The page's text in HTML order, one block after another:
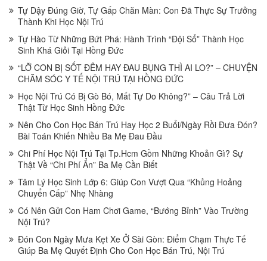
Tự Dậy Đúng Giờ, Tự Gấp Chăn Màn: Con Đã Thực Sự Trưởng
Thành Khi Học Nội Trú
Tự Hào Từ Những Bứt Phá: Hành Trình “Đội Sổ” Thành Học
Sinh Khá Giỏi Tại Hồng Đức
“LỠ CON BỊ SỐT ĐÊM HAY ĐAU BỤNG THÌ AI LO?” – CHUYỆN
CHĂM SÓC Y TẾ NỘI TRÚ TẠI HỒNG ĐỨC
Học Nội Trú Có Bị Gò Bó, Mất Tự Do Không?” – Câu Trả Lời
Thật Từ Học Sinh Hồng Đức
Nên Cho Con Học Bán Trú Hay Học 2 Buổi/Ngày Rồi Đưa Đón?
Bài Toán Khiến Nhiều Ba Mẹ Đau Đầu
Chi Phí Học Nội Trú Tại Tp.Hcm Gồm Những Khoản Gì? Sự
Thật Về “Chi Phí Ẩn” Ba Mẹ Cần Biết
Tâm Lý Học Sinh Lớp 6: Giúp Con Vượt Qua “Khủng Hoảng
Chuyển Cấp” Nhẹ Nhàng
Có Nên Gửi Con Ham Chơi Game, “Bướng Bỉnh” Vào Trường
Nội Trú?
Đón Con Ngày Mưa Kẹt Xe Ở Sài Gòn: Điểm Chạm Thực Tế
Giúp Ba Mẹ Quyết Định Cho Con Học Bán Trú, Nội Trú